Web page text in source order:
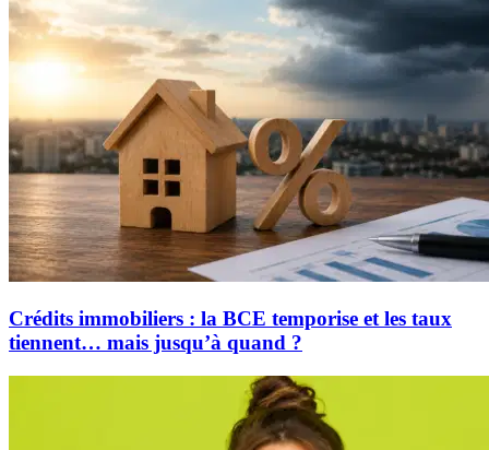
Crédits immobiliers : la BCE temporise et les taux
tiennent… mais jusqu’à quand ?